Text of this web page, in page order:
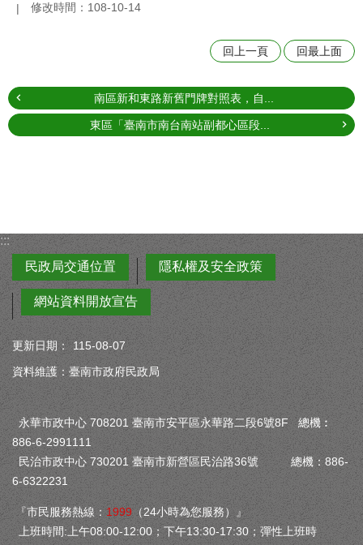
修改時間：108-10-14
回上一頁 回最上面
南區新和東路新舊門牌對照表，自...
東區「臺南市南台南站副都心區段...
:::
民政局交通位置
隱私權及安全政策
網站資料開放宣告
更新日期：
115-08-07
資料維護：臺南市政府民政局
永華市政中心 708201 臺南市安平區永華路二段6號8F 總機︰
886-6-2991111
民治市政中心 730201 臺南市新營區民治路36號 總機：886-
6-6322231
『市民服務熱線： 1999 （24小時為您服務）』
上班時間:上午08:00-12:00；下午13:30-17:30；彈性上班時